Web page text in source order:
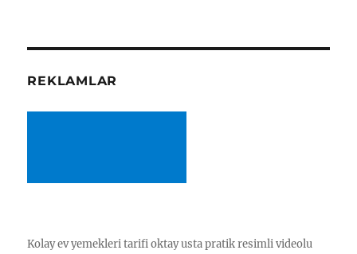
REKLAMLAR
Kolay ev yemekleri tarifi oktay usta pratik resimli videolu